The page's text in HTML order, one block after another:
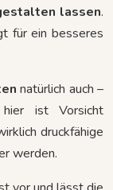
lassen.
für ein besseres
natürlich auch –
ist Vorsicht
druckfähige
werden.